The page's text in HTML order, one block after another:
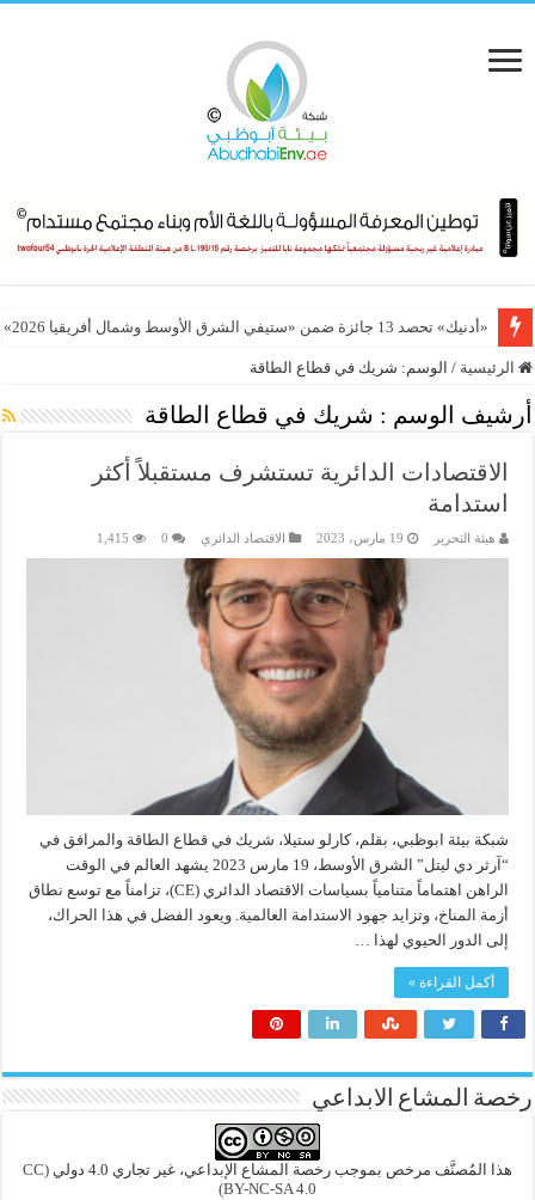
«أدنيك» تحصد 13 جائزة ضمن «ستيفي الشرق الأوسط وشمال أفريقيا 2026»
الرئيسية / الوسم: شريك في قطاع الطاقة
أرشيف الوسم : شريك في قطاع الطاقة
الاقتصادات الدائرية تستشرف مستقبلاً أكثر
استدامة
هيئة التحرير 19 مارس، 2023 الاقتصاد الدائري 0
1,415
شبكة بيئة ابوظبي، بقلم، كارلو ستيلا، شريك في قطاع الطاقة والمرافق في
“آرثر دي ليتل” الشرق الأوسط، 19 مارس 2023 يشهد العالم في الوقت
الراهن اهتماماً متنامياً بسياسات الاقتصاد الدائري (CE)، تزامناً مع توسع نطاق
أزمة المناخ، وتزايد جهود الاستدامة العالمية. ويعود الفضل في هذا الحراك،
إلى الدور الحيوي لهذا …
أكمل القراءة »
رخصة المشاع الابداعي
هذا المُصنَّف مرخص بموجب رخصة المشاع الإبداعي، غير تجاري 4.0 دولي
(CC
BY-NC-SA 4.0)